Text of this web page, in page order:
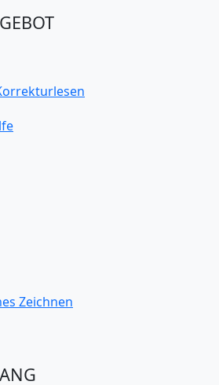
Zeichnen